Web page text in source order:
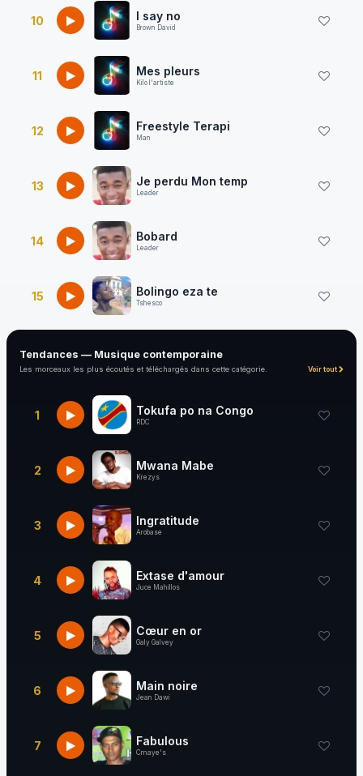
10 I say no
Brown David
11 Mes pleurs
Kilo l'artiste
12 Freestyle Terapi
Man
13 Je perdu Mon temp
Leader
14 Bobard
Leader
15 Bolingo eza te
Tshesco
Tendances — Musique contemporaine
Les morceaux les plus écoutés et téléchargés dans cette catégorie. Voir tout
1 Tokufa po na Congo
RDC
2 Mwana Mabe
Krezys
3 Ingratitude
Arobase
4 Extase d'amour
Juce Mahillos
5 Cœur en or
Galy Galvey
6 Main noire
Jean Dawi
7 Fabulous
Cmaye's